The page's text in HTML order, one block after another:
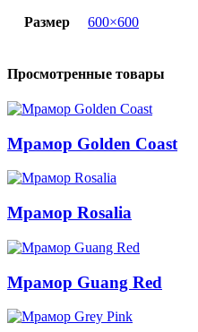
Размер 600×600
Просмотренные товары
Мрамор Golden Coast
Мрамор Rosalia
Мрамор Guang Red